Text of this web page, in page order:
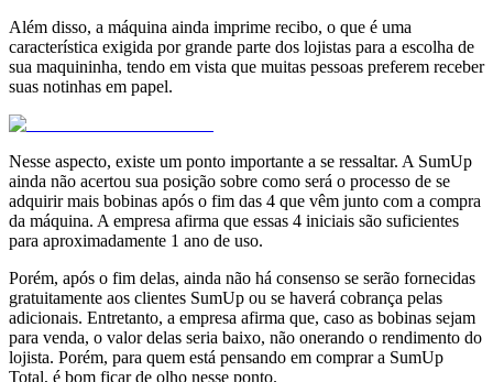
Além disso, a máquina ainda imprime recibo, o que é uma
característica exigida por grande parte dos lojistas para a escolha de
sua maquininha, tendo em vista que muitas pessoas preferem receber
suas notinhas em papel.
Nesse aspecto, existe um ponto importante a se ressaltar. A SumUp
ainda não acertou sua posição sobre como será o processo de se
adquirir mais bobinas após o fim das 4 que vêm junto com a compra
da máquina. A empresa afirma que essas 4 iniciais são suficientes
para aproximadamente 1 ano de uso.
Porém, após o fim delas, ainda não há consenso se serão fornecidas
gratuitamente aos clientes SumUp ou se haverá cobrança pelas
adicionais. Entretanto, a empresa afirma que, caso as bobinas sejam
para venda, o valor delas seria baixo, não onerando o rendimento do
lojista. Porém, para quem está pensando em comprar a SumUp
Total, é bom ficar de olho nesse ponto.